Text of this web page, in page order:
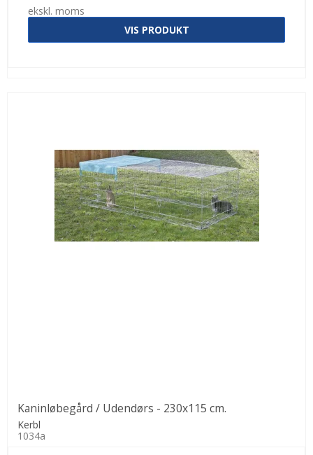
ekskl. moms
VIS PRODUKT
Kaninløbegård / Udendørs - 230x115 cm.
Kerbl
1034a